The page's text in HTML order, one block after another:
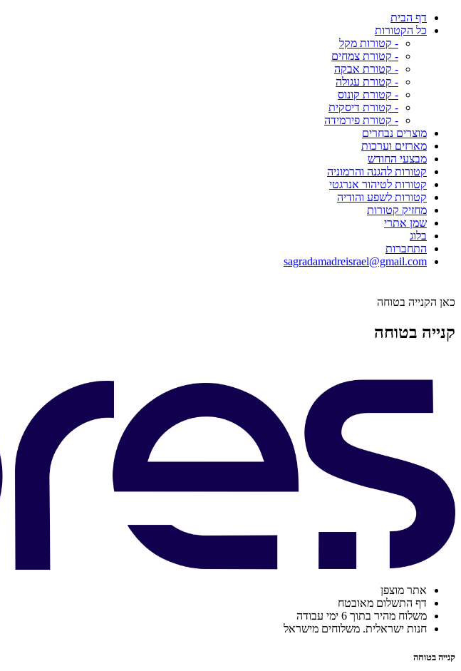
דף הבית
כל הקטורות
- קטורות מקל
- קטורת צמחים
- קטורת אבקה
- קטורת עגולה
- קטורת קונוס
- קטורת דיסקית
- קטורת פירמידה
מוצרים נבחרים
מארזים וערכות
מבצעי החודש
קטורות להגנה והרמוניה
קטורות לטיהור אנרגטי
קטורות לשפע והודיה
מחזיק קטורות
שמן אתרי
בלוג
התחברות
sagradamadreisrael@gmail.com
כאן הקנייה בטוחה
קנייה בטוחה
אתר מוצפן
דף התשלום מאובטח
משלוח מהיר בתוך 6 ימי עבודה
חנות ישראלית. משלוחים מישראל
קנייה בטוחה